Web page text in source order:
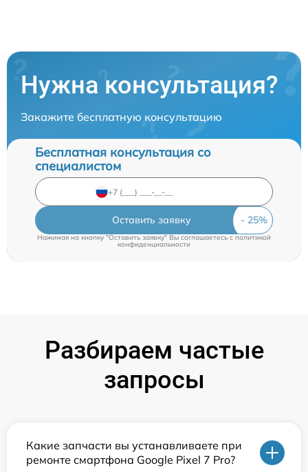
Нужна консультация?
Закажите бесплатную консультацию
Бесплатная консультация со
специалистом
Оставить заявку
Нажимая на кнопку "Оставить заявку" Вы соглашаетесь c политикой
конфиденциальности
Разбираем частые
запросы
Какие запчасти вы устанавливаете при
ремонте смартфона Google Pixel 7 Pro?